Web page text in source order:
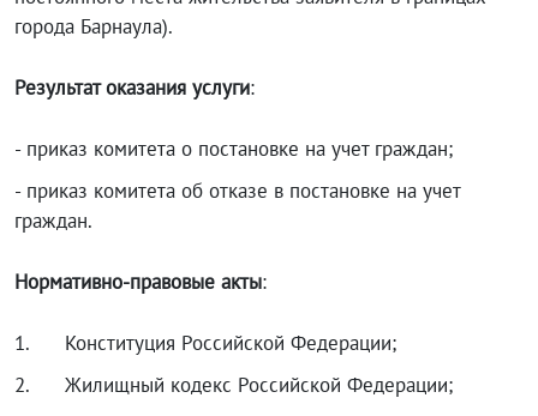
города Барнаула).
Результат оказания услуги:
- приказ комитета о постановке на учет граждан;
- приказ комитета об отказе в постановке на учет
граждан.
Нормативно-правовые акты:
1. Конституция Российской Федерации;
2. Жилищный кодекс Российской Федерации;